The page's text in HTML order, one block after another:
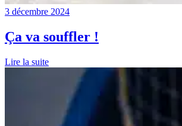
3 décembre 2024
Ça va souffler !
Lire la suite